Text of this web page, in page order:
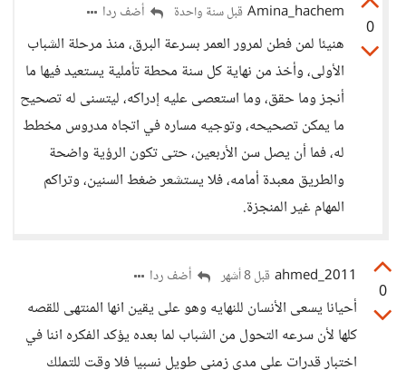
0
Amina_hachem قبل سنة واحدة أضف ردا
هنيئا لمن فطن لمرور العمر بسرعة البرق، منذ مرحلة الشباب
الأولى، وأخذ من نهاية كل سنة محطة تأملية يستعيد فيها ما
أنجز وما حقق، وما استعصى عليه إدراكه، ليتسنى له تصحيح
ما يمكن تصحيحه، وتوجيه مساره في اتجاه مدروس مخطط
له، فما أن يصل سن الأربعين، حتى تكون الرؤية واضحة
والطريق معبدة أمامه، فلا يستشعر ضغط السنين، وتراكم
المهام غير المنجزة.
0
ahmed_2011 قبل 8 أشهر أضف ردا
أحيانا يسعى الأنسان للنهايه وهو على يقين انها المنتهى للقصه
كلها لأن سرعه التحول من الشباب لما بعده يؤكد الفكره اننا في
اختبار قدرات على مدى زمني طويل نسبيا فلا وقت للتملك